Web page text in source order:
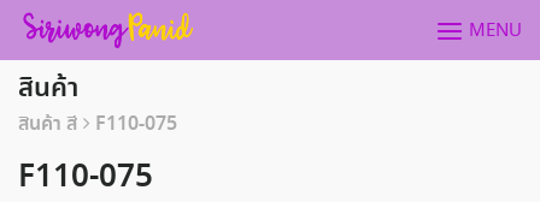
Skip
content
MENU
สินค้า
สินค้า สี F110-075
F110-075